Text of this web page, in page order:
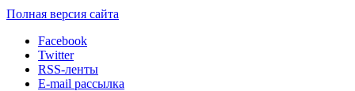
Полная версия сайта
Facebook
Twitter
RSS-ленты
E-mail рассылка